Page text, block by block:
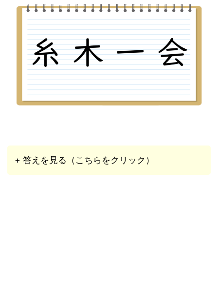
+ 答えを見る（こちらをクリック）